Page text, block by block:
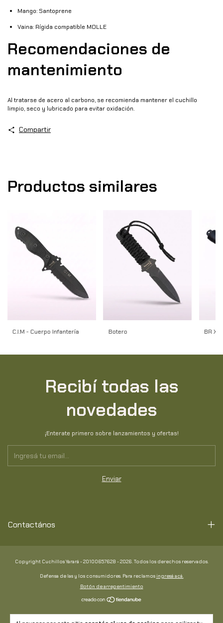
Mango: Santoprene
Vaina: Rígida compatible MOLLE
Recomendaciones de
mantenimiento
Al tratarse de acero al carbono, se recomienda mantener el cuchillo
limpio, seco y lubricado para evitar oxidación.
Compartir
Productos similares
C.I.M - Cuerpo Infantería Botero BR XI
Recibí todas las
novedades
¡Enterate primero sobre lanzamientos y ofertas!
Contactános
Copyright Cuchillos Yarará - 20100657628 - 2026. Todos los derechos reservados.
Defensa de las y los consumidores. Para reclamos ingresá acá.
Botón de arrepentimiento